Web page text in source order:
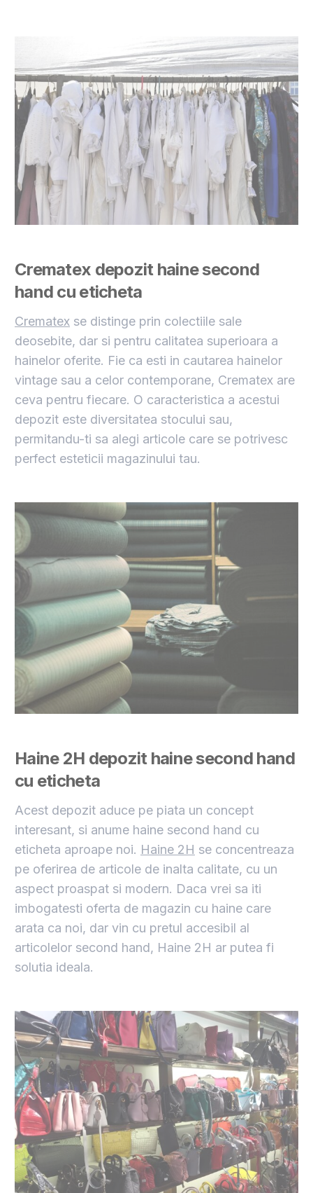
Crematex depozit haine second
hand cu eticheta
Crematex se distinge prin colectiile sale
deosebite, dar si pentru calitatea superioara a
hainelor oferite. Fie ca esti in cautarea hainelor
vintage sau a celor contemporane, Crematex are
ceva pentru fiecare. O caracteristica a acestui
depozit este diversitatea stocului sau,
permitandu-ti sa alegi articole care se potrivesc
perfect esteticii magazinului tau.
Haine 2H depozit haine second hand
cu eticheta
Acest depozit aduce pe piata un concept
interesant, si anume haine second hand cu
eticheta aproape noi. Haine 2H se concentreaza
pe oferirea de articole de inalta calitate, cu un
aspect proaspat si modern. Daca vrei sa iti
imbogatesti oferta de magazin cu haine care
arata ca noi, dar vin cu pretul accesibil al
articolelor second hand, Haine 2H ar putea fi
solutia ideala.